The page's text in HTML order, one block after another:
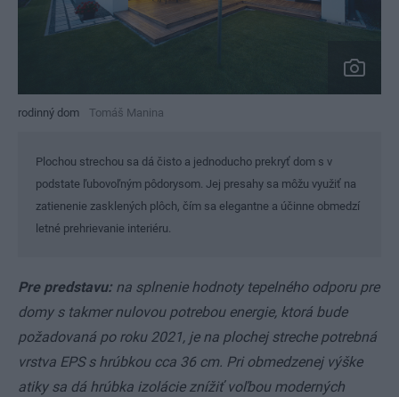
rodinný dom Tomáš Manina
Plochou strechou sa dá čisto a jednoducho prekryť dom s v
podstate ľubovoľným pôdorysom. Jej presahy sa môžu využiť na
zatienenie zasklených plôch, čím sa elegantne a účinne obmedzí
letné prehrievanie interiéru.
Pre predstavu: na splnenie hodnoty tepelného odporu pre
domy s takmer nulovou potrebou energie, ktorá bude
požadovaná po roku 2021, je na plochej streche potrebná
vrstva EPS s hrúbkou cca 36 cm. Pri obmedzenej výške
atiky sa dá hrúbka izolácie znížiť voľbou moderných